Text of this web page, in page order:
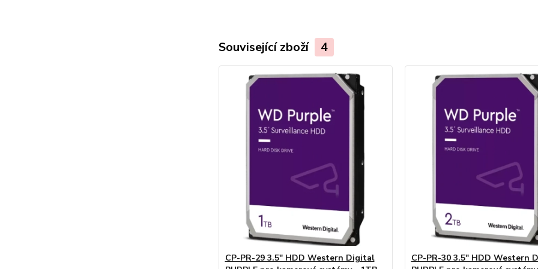
Související zboží 4
CP-PR-29 3.5" HDD Western Digital
CP-PR-30 3.5" HDD Western